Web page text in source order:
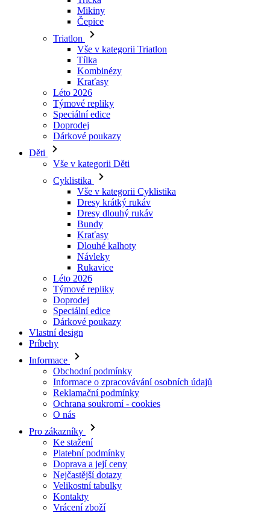
Mikiny
Čepice
Triatlon
Vše v kategorii Triatlon
Tílka
Kombinézy
Kraťasy
Léto 2026
Týmové repliky
Speciální edice
Doprodej
Dárkové poukazy
Děti
Vše v kategorii Děti
Cyklistika
Vše v kategorii Cyklistika
Dresy krátký rukáv
Dresy dlouhý rukáv
Bundy
Kraťasy
Dlouhé kalhoty
Návleky
Rukavice
Léto 2026
Týmové repliky
Doprodej
Speciální edice
Dárkové poukazy
Vlastní design
Príbehy
Informace
Obchodní podmínky
Informace o zpracovávání osobních údajů
Reklamační podmínky
Ochrana soukromí - cookies
O nás
Pro zákazníky
Ke stažení
Platební podmínky
Doprava a její ceny
Nejčastější dotazy
Velikostní tabulky
Kontakty
Vrácení zboží